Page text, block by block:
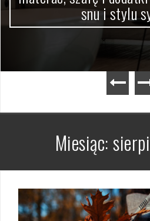
snu i stylu
Miesiąc: